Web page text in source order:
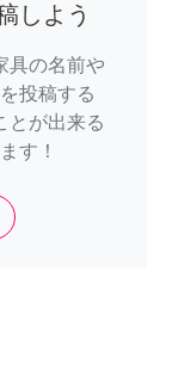
しよう
具の名前や
投稿する
とが出来る
す！